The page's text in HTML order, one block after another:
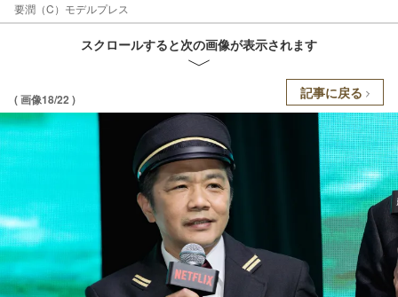
要潤（C）モデルプレス
スクロールすると次の画像が表示されます
( 画像18/22 ) 記事に戻る